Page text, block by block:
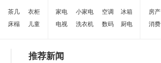
茶几
衣柜
床榻 儿童
家电 小家电 空调
冰箱
电视
洗衣机 数码 厨电
房产
消费
推荐新闻